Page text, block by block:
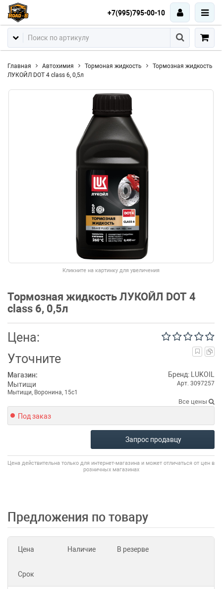
+7(995)795-00-10
Главная Автохимия Тормоная жидкость
Тормозная жидкость
ЛУКОЙЛ DOT 4 class 6, 0,5л
Кликните на картинку для увеличения
Тормозная жидкость ЛУКОЙЛ DOT 4
class 6, 0,5л
Цена:
Уточните
Магазин:
Мытищи
Мытищи, Воронина, 15с1
Бренд: LUKOIL
Арт. 3097257
Все цены
Под заказ
Запрос продавцу
Цена действительна только для интернет-магазина и может отличаться от цен в
розничных магазинах
Предложения по товару
Цена Наличие В резерве
Срок